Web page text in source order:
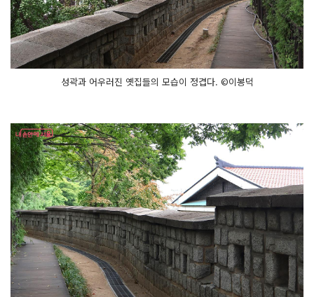
성곽과 어우러진 옛집들의 모습이 정겹다. ©이봉덕